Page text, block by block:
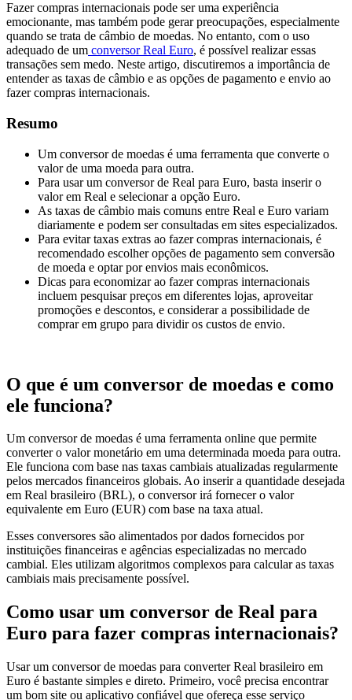
Fazer compras internacionais pode ser uma experiência
emocionante, mas também pode gerar preocupações, especialmente
quando se trata de câmbio de moedas. No entanto, com o uso
adequado de um conversor Real Euro, é possível realizar essas
transações sem medo. Neste artigo, discutiremos a importância de
entender as taxas de câmbio e as opções de pagamento e envio ao
fazer compras internacionais.
Resumo
Um conversor de moedas é uma ferramenta que converte o
valor de uma moeda para outra.
Para usar um conversor de Real para Euro, basta inserir o
valor em Real e selecionar a opção Euro.
As taxas de câmbio mais comuns entre Real e Euro variam
diariamente e podem ser consultadas em sites especializados.
Para evitar taxas extras ao fazer compras internacionais, é
recomendado escolher opções de pagamento sem conversão
de moeda e optar por envios mais econômicos.
Dicas para economizar ao fazer compras internacionais
incluem pesquisar preços em diferentes lojas, aproveitar
promoções e descontos, e considerar a possibilidade de
comprar em grupo para dividir os custos de envio.
O que é um conversor de moedas e como
ele funciona?
Um conversor de moedas é uma ferramenta online que permite
converter o valor monetário em uma determinada moeda para outra.
Ele funciona com base nas taxas cambiais atualizadas regularmente
pelos mercados financeiros globais. Ao inserir a quantidade desejada
em Real brasileiro (BRL), o conversor irá fornecer o valor
equivalente em Euro (EUR) com base na taxa atual.
Esses conversores são alimentados por dados fornecidos por
instituições financeiras e agências especializadas no mercado
cambial. Eles utilizam algoritmos complexos para calcular as taxas
cambiais mais precisamente possível.
Como usar um conversor de Real para
Euro para fazer compras internacionais?
Usar um conversor de moedas para converter Real brasileiro em
Euro é bastante simples e direto. Primeiro, você precisa encontrar
um bom site ou aplicativo confiável que ofereça esse serviço